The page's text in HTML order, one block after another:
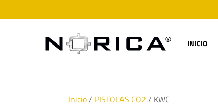
INICIO
Inicio/ PISTOLAS CO2 / KWC